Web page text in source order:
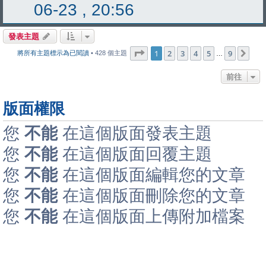
06-23 , 20:56
發表主題
將所有主題標示為已閱讀• 428 個主題 第 1 頁 (共9 頁)
1 2 3 4 5 9
前往
版面權限
您 不能在這個版面發表主題
您 不能在這個版面回覆主題
您 不能在這個版面編輯您的文章
您 不能在這個版面刪除您的文章
您 不能在這個版面上傳附加檔案